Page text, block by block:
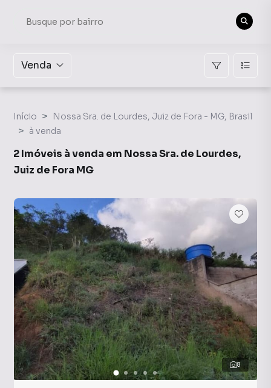
Venda
Início
Nossa Sra. de Lourdes, Juiz de Fora - MG, Brasil
à venda
2 Imóveis à venda em Nossa Sra. de Lourdes,
Juiz de Fora MG
8